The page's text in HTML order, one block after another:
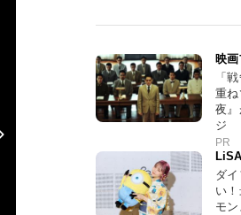
映画
「
重
夜』
ジ
PR
ダ
い
モ